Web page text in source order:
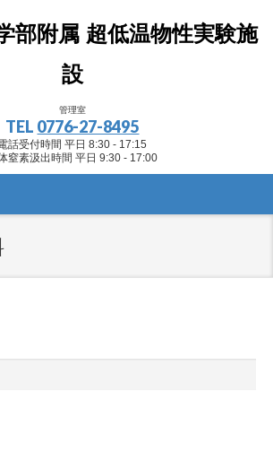
部附属 超低温物性実験施
設
管理室
TEL 0776-27-8495
話受付時間 平日 8:30 - 17:15
窒素汲出時間 平日 9:30 - 17:00